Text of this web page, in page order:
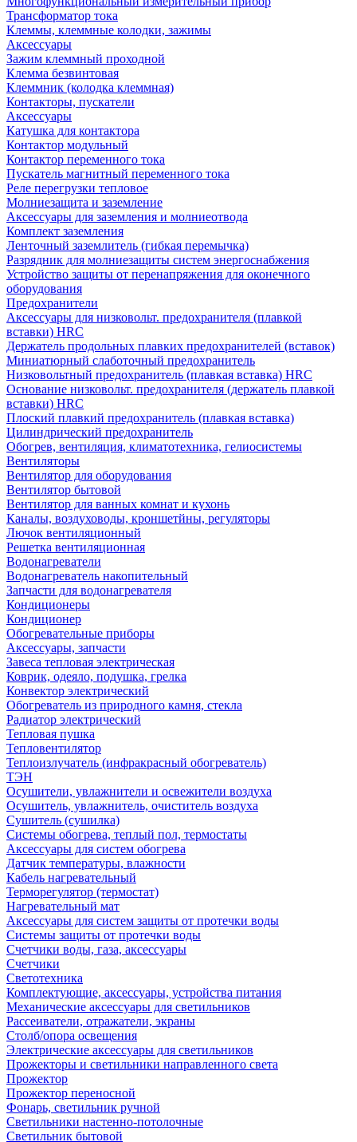
Трансформатор тока
Клеммы, клеммные колодки, зажимы
Аксессуары
Зажим клеммный проходной
Клемма безвинтовая
Клеммник (колодка клеммная)
Контакторы, пускатели
Аксессуары
Катушка для контактора
Контактор модульный
Контактор переменного тока
Пускатель магнитный переменного тока
Реле перегрузки тепловое
Молниезащита и заземление
Аксессуары для заземления и молниеотвода
Комплект заземления
Ленточный заземлитель (гибкая перемычка)
Разрядник для молниезащиты систем энергоснабжения
Устройство защиты от перенапряжения для оконечного
оборудования
Предохранители
Аксессуары для низковольт. предохранителя (плавкой
вставки) HRC
Держатель продольных плавких предохранителей (вставок)
Миниатюрный слаботочный предохранитель
Низковольтный предохранитель (плавкая вставка) HRC
Основание низковольт. предохранителя (держатель плавкой
вставки) HRC
Плоский плавкий предохранитель (плавкая вставка)
Цилиндрический предохранитель
Обогрев, вентиляция, климатотехника, гелиосистемы
Вентиляторы
Вентилятор для оборудования
Вентилятор бытовой
Вентилятор для ванных комнат и кухонь
Каналы, воздуховоды, кроншетйны, регуляторы
Лючок вентиляционный
Решетка вентиляционная
Водонагреватели
Водонагреватель накопительный
Запчасти для водонагревателя
Кондиционеры
Кондиционер
Обогревательные приборы
Аксессуары, запчасти
Завеса тепловая электрическая
Коврик, одеяло, подушка, грелка
Конвектор электрический
Обогреватель из природного камня, стекла
Радиатор электрический
Тепловая пушка
Тепловентилятор
Теплоизлучатель (инфракрасный обогреватель)
ТЭН
Осушители, увлажнители и освежители воздуха
Осушитель, увлажнитель, очиститель воздуха
Сушитель (сушилка)
Системы обогрева, теплый пол, термостаты
Аксессуары для систем обогрева
Датчик температуры, влажности
Кабель нагревательный
Терморегулятор (термостат)
Нагревательный мат
Аксессуары для систем защиты от протечки воды
Системы защиты от протечки воды
Счетчики воды, газа, аксессуары
Счетчики
Светотехника
Комплектующие, аксессуары, устройства питания
Механические аксессуары для светильников
Рассеиватели, отражатели, экраны
Столб/опора освещения
Электрические аксессуары для светильников
Прожекторы и светильники направленного света
Прожектор
Прожектор переносной
Фонарь, светильник ручной
Светильники настенно-потолочные
Светильник бытовой